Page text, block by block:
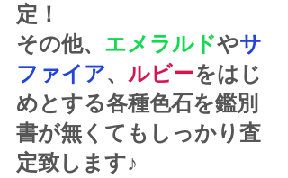
定！
その他、 エメラルドやサ
ファイア、 ルビーをはじ
めとする各種色石を鑑別
書が無くてもしっかり査
定致します♪